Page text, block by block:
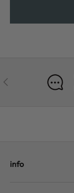
PREVIOUS
info